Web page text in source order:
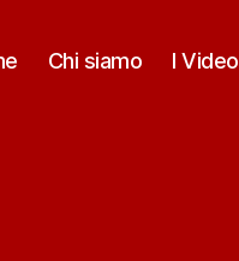
Chi siamo I Video